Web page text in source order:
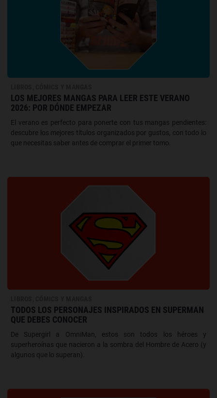
LOS MEJORES MANGAS PARA LEER ESTE VERANO
2026: POR DÓNDE EMPEZAR
El verano es perfecto para ponerte con tus mangas pendientes:
descubre los mejores títulos organizados por gustos, con todo lo
que necesitas saber antes de comprar el primer tomo.
TODOS LOS PERSONAJES INSPIRADOS EN SUPERMAN
QUE DEBES CONOCER
De Supergirl a OmniMan, estos son todos los héroes y
superheroínas que nacieron a la sombra del Hombre de Acero (y
algunos que lo superan).